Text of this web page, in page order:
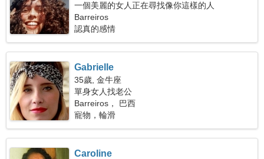
一個美麗的女人正在尋找像你這樣的人
Barreiros
認真的感情
Gabrielle
35歲, 金牛座
單身女人找老公
Barreiros， 巴西
寵物，輪滑
Caroline